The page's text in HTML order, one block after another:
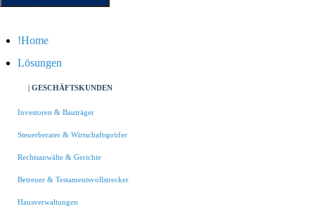
Home
Lösungen
| GESCHÄFTSKUNDEN
Investoren & Bauträger
Steuerberater & Wirtschaftsprüfer
Rechtsanwälte & Gerichte
Betreuer & Testamentsvollstrecker
Hausverwaltungen